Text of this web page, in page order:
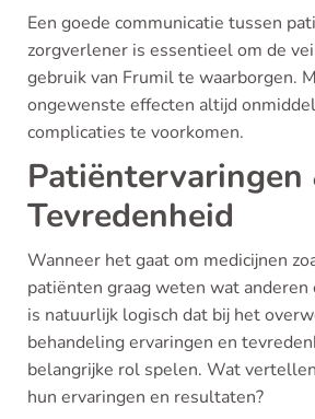
Een goede communicatie tussen
zorgverlener is essentieel om de
gebruik van Frumil te waarborgen.
ongewenste effecten altijd
complicaties te voorkomen.
Patiëntervaringen
Tevredenheid
Wanneer het gaat om medicijnen
patiënten graag weten wat anderen
is natuurlijk logisch dat bij het
behandeling ervaringen en
belangrijke rol spelen. Wat
hun ervaringen en resultaten?